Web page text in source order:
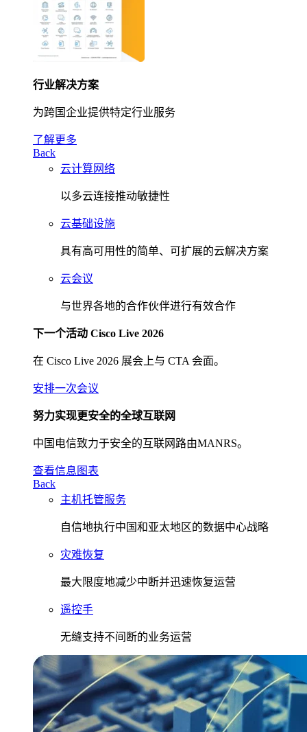
行业解决方案
为跨国企业提供特定行业服务
了解更多
Back
云计算网络
以多云连接推动敏捷性
云基础设施
具有高可用性的简单、可扩展的云解决方案
云会议
与世界各地的合作伙伴进行有效合作
下一个活动 Cisco Live 2026
在 Cisco Live 2026 展会上与 CTA 会面。
安排一次会议
努力实现更安全的全球互联网
中国电信致力于安全的互联网路由MANRS。
查看信息图表
Back
主机托管服务
自信地执行中国和亚太地区的数据中心战略
灾难恢复
最大限度地减少中断并迅速恢复运营
遥控手
无缝支持不间断的业务运营